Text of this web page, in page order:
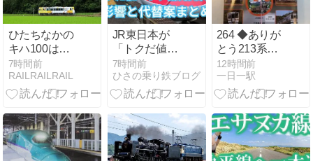
ひたちなかの
キハ100は干
し芋ラッピン
グでした
7時間前
RAILRAILRAIL
JR東日本が
「トクだ値
1・14」廃止
へ！2026年秋
の割引見直し
とめ
7時間前
ひさの乗り鉄ブログ
264 ◆ありが
とう213系オ
リジナル弁当
◆
12時間前
一日一駅